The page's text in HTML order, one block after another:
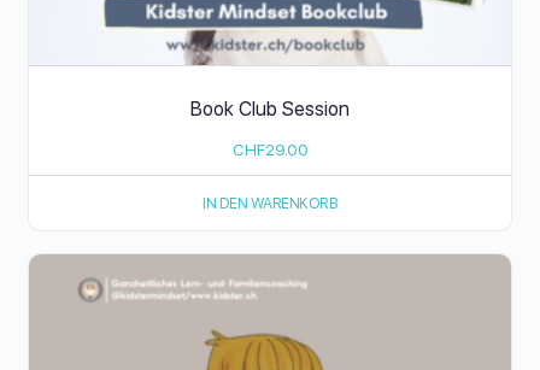
Book Club Session
CHF29.00
IN DEN WARENKORB